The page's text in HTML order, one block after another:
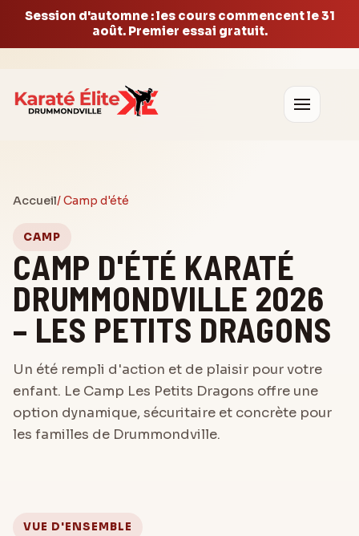
Session d'automne : les cours commencent le 31
août. Premier essai gratuit.
Accueil/ Camp d'été
CAMP
CAMP D'ÉTÉ KARATÉ
DRUMMONDVILLE 2026
– LES PETITS DRAGONS
Un été rempli d'action et de plaisir pour votre
enfant. Le Camp Les Petits Dragons offre une
option dynamique, sécuritaire et concrète pour
les familles de Drummondville.
VUE D'ENSEMBLE